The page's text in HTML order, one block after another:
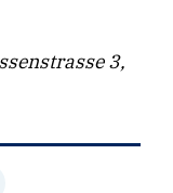
3,